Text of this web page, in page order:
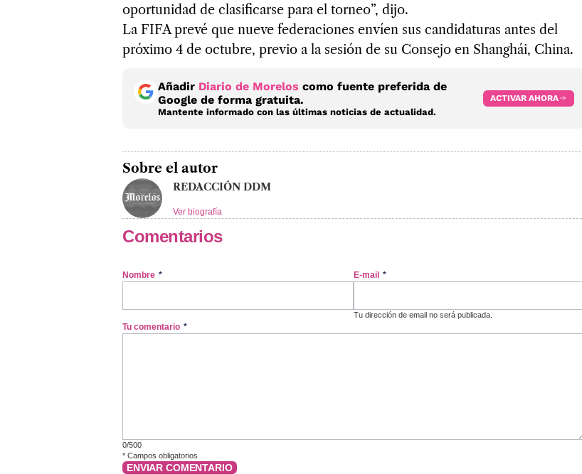
oportunidad de clasificarse para el torneo”, dijo.
La FIFA prevé que nueve federaciones envíen sus candidaturas antes del
próximo 4 de octubre, previo a la sesión de su Consejo en Shanghái, China.
Añadir Diario de Morelos como fuente preferida de
Google de forma gratuita.
Mantente informado con las últimas noticias de actualidad.
ACTIVAR AHORA
Sobre el autor
REDACCIÓN DDM
Ver biografía
Comentarios
Nombre * E-mail *
Tu dirección de email no será publicada.
Tu comentario *
0/500
* Campos obligatorios
ENVIAR COMENTARIO